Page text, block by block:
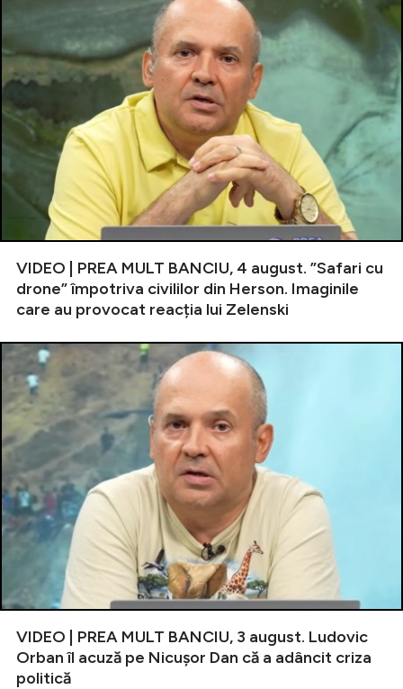
VIDEO | PREA MULT BANCIU, 4 august. ”Safari cu
drone” împotriva civililor din Herson. Imaginile
care au provocat reacția lui Zelenski
VIDEO | PREA MULT BANCIU, 3 august. Ludovic
Orban îl acuză pe Nicușor Dan că a adâncit criza
politică